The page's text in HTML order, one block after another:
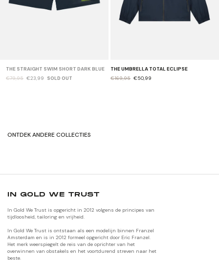
THE STRAIGHT SWIM SHORT DARK BLUE
€79,95 €23,99 SOLD OUT
THE UMBRELLA TOTAL ECLIPSE
€169,95 €50,99
ONTDEK ANDERE COLLECTIES
IN GOLD WE TRUST
In Gold We Trust is opgericht in 2012 volgens de principes van
tijdloosheid, tailoring en vrijheid.
In Gold We Trust is ontstaan als een modelijn binnen Franzel
Amsterdam en is in 2012 formeel opgericht door Eric Franzel.
Het merk weerspiegelt de reis van de oprichter van het
overwinnen van obstakels en het voortdurend streven naar het
beste.